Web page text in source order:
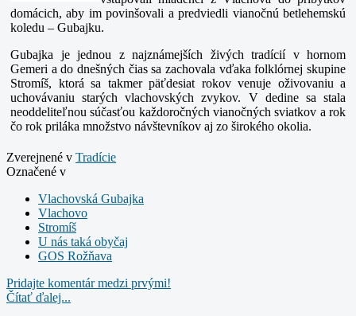
domácich, aby im povinšovali a predviedli vianočnú betlehemskú
koledu – Gubajku.
Gubajka je jednou z najznámejších živých tradícií v hornom
Gemeri a do dnešných čias sa zachovala vďaka folklórnej skupine
Stromíš, ktorá sa takmer päťdesiat rokov venuje oživovaniu a
uchovávaniu starých vlachovských zvykov. V dedine sa stala
neoddeliteľnou súčasťou každoročných vianočných sviatkov a rok
čo rok priláka množstvo návštevníkov aj zo širokého okolia.
Zverejnené v Tradície
Označené v
Vlachovská Gubajka
Vlachovo
Stromíš
U nás taká obyčaj
GOS Rožňava
Pridajte komentár medzi prvými!
Čítať ďalej...